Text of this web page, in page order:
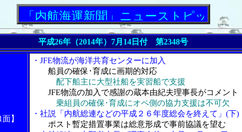
航海運新聞」ニューストピックス
平成26年（2014年）7月14日付 第2348号
】
・JFE物流が海洋共育センターに加入
船員の確保･育成に画期的対応
配下船主に大型社船を実習船で支援
JFE物流の加入で感謝の蔵本由紀夫理事長がコメント
乗組員の確保･育成にオペ側の協力支援は不可欠
・社説「内航総連などの平成２６年度総会を終えて」(下)
ポスト暫定措置事業は総意形成で事前協議を望む